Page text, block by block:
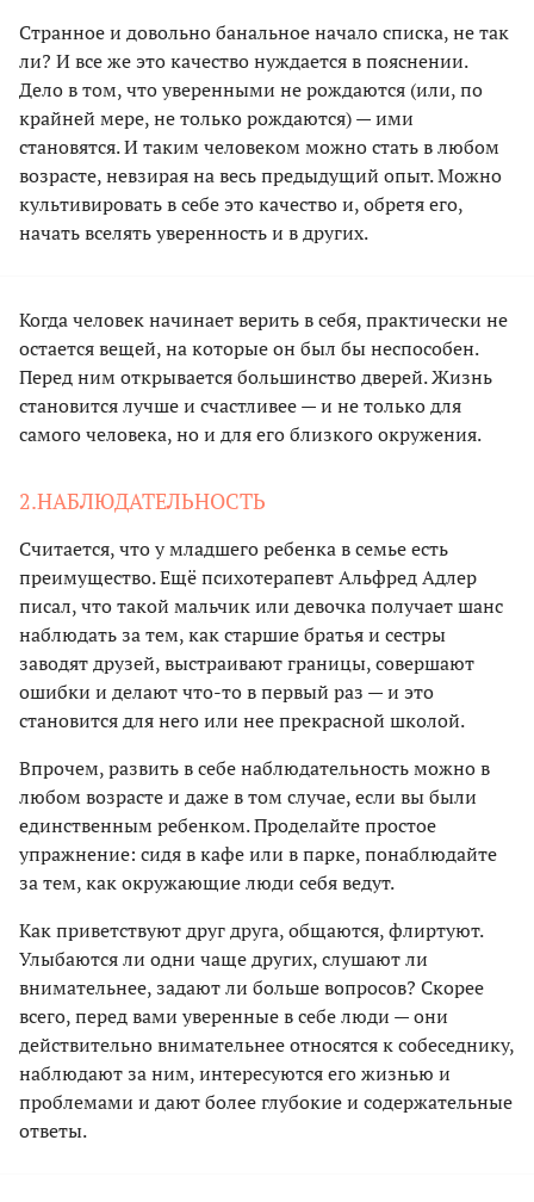
Странное и довольно банальное начало списка, не так
ли? И все же это качество нуждается в пояснении.
Дело в том, что уверенными не рождаются (или, по
крайней мере, не только рождаются) — ими
становятся. И таким человеком можно стать в любом
возрасте, невзирая на весь предыдущий опыт. Можно
культивировать в себе это качество и, обретя его,
начать вселять уверенность и в других.
Когда человек начинает верить в себя, практически не
остается вещей, на которые он был бы неспособен.
Перед ним открывается большинство дверей. Жизнь
становится лучше и счастливее — и не только для
самого человека, но и для его близкого окружения.
2.НАБЛЮДАТЕЛЬНОСТЬ
Считается, что у младшего ребенка в семье есть
преимущество. Ещё психотерапевт Альфред Адлер
писал, что такой мальчик или девочка получает шанс
наблюдать за тем, как старшие братья и сестры
заводят друзей, выстраивают границы, совершают
ошибки и делают что-то в первый раз — и это
становится для него или нее прекрасной школой.
Впрочем, развить в себе наблюдательность можно в
любом возрасте и даже в том случае, если вы были
единственным ребенком. Проделайте простое
упражнение: сидя в кафе или в парке, понаблюдайте
за тем, как окружающие люди себя ведут.
Как приветствуют друг друга, общаются, флиртуют.
Улыбаются ли одни чаще других, слушают ли
внимательнее, задают ли больше вопросов? Скорее
всего, перед вами уверенные в себе люди — они
действительно внимательнее относятся к собеседнику,
наблюдают за ним, интересуются его жизнью и
проблемами и дают более глубокие и содержательные
ответы.